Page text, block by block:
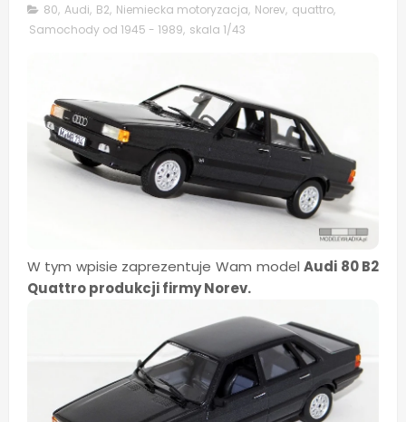
80, Audi, B2, Niemiecka motoryzacja, Norev, quattro,
Samochody od 1945 - 1989, skala 1/43
W tym wpisie zaprezentuje Wam modelAudi 80 B2
Quattro produkcji firmy Norev.